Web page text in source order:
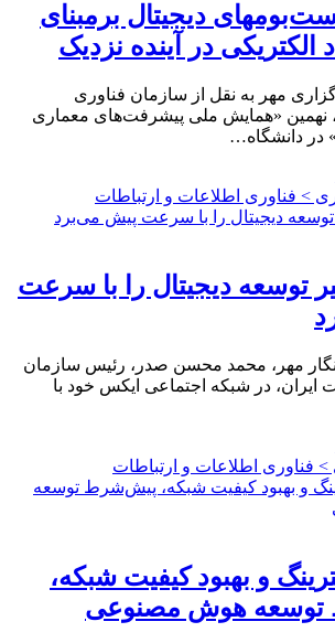
دیجیتال برمبنای
الکتریکی در آینده نزدیک
مهر به نقل از سازمان فناوری
نهمین «همایش ملی پیشرفت‌های معماری
در دانشگاه…
> فناوری اطلاعات و ارتباطات
توسعه دیجیتال را با سرعت
مهر، محمد محسن صدر، رئیس سازمان
ایران، در شبکه اجتماعی ایکس خود با
فناوری اطلاعات و ارتباطات
و بهبود کیفیت شبکه،
هوش مصنوعی